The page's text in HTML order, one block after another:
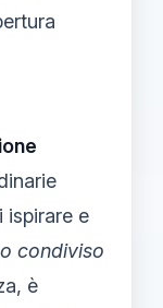
ispirare e
condiviso
è